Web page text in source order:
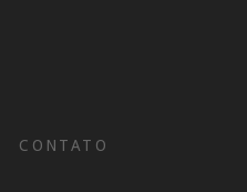
CONTATO